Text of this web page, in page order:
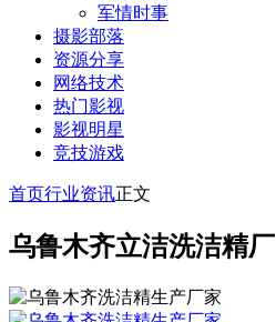
军情时事
摄影部落
资源分享
网络技术
热门影视
影视明星
竞技游戏
首页行业资讯正文
乌鲁木齐立洁洗洁精厂